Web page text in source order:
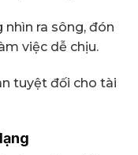
ra sông, đón
việc dễ chịu.
tuyệt đối cho tài